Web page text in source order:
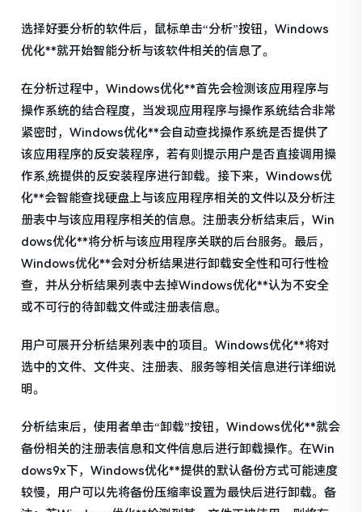
选择好要分析的软件后，鼠标单击“分析”按钮，Windows
优化**就开始智能分析与该软件相关的信息了。
在分析过程中，Windows优化**首先会检测该应用程序与
操作系统的结合程度，当发现应用程序与操作系统结合非常
紧密时，Windows优化**会自动查找操作系统是否提供了
该应用程序的反安装程序，若有则提示用户是否直接调用操
作系,统提供的反安装程序进行卸载。接下来，Windows优
化**会智能查找硬盘上与该应用程序相关的文件以及分析注
册表中与该应用程序相关的信息。注册表分析结束后，Win
dows优化**将分析与该应用程序关联的后台服务。最后，
Windows优化**会对分析结果进行卸载安全性和可行性检
查，并从分析结果列表中去掉Windows优化**认为不安全
或不可行的待卸载文件或注册表信息。
用户可展开分析结果列表中的项目。Windows优化**将对
选中的文件、文件夹、注册表、服务等相关信息进行详细说
明。
分析结束后，使用者单击“卸载”按钮，Windows优化**就会
备份相关的注册表信息和文件信息后进行卸载操作。在Win
dows9x下，Windows优化**提供的默认备份方式可能速度
较慢，用户可以先将备份压缩率设置为最快后进行卸载。备